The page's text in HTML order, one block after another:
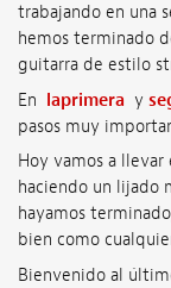
trabajando en una
hemos terminado
guitarra de estilo
En laprimera y
pasos muy
Hoy vamos a
haciendo un lijado
hayamos
bien como
Bienvenido al